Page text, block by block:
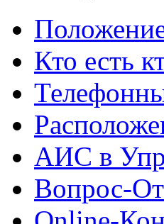
Кто есть
АИС в
Вопрос-